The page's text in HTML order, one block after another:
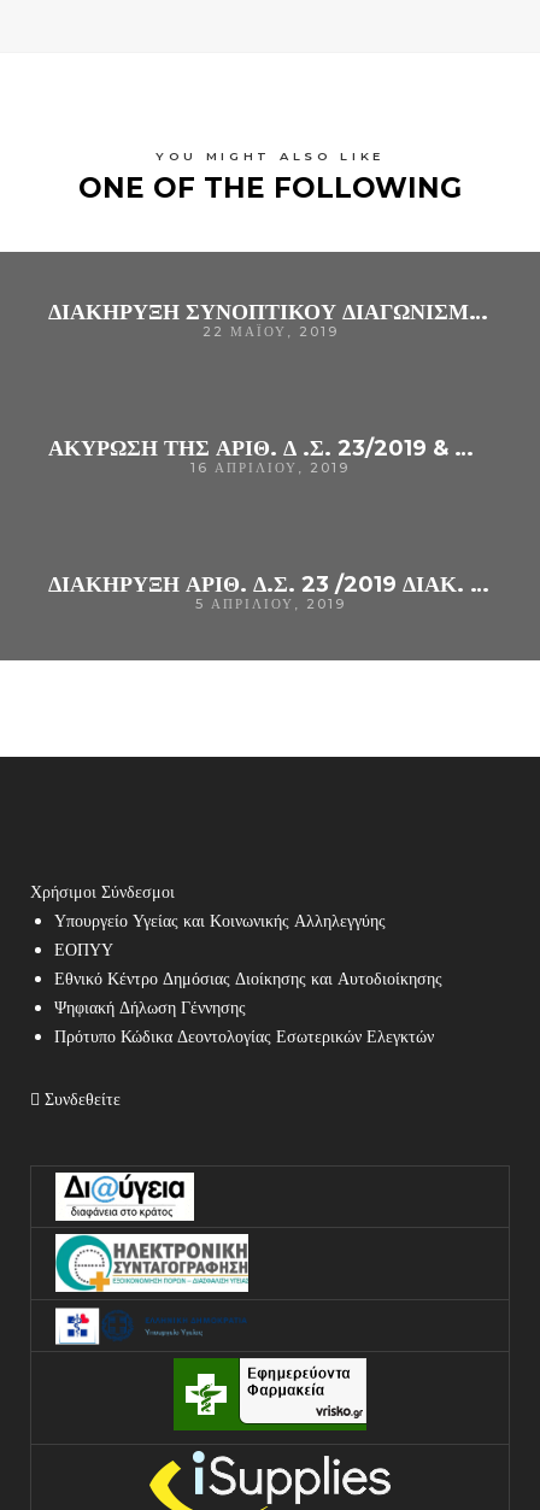
YOU MIGHT ALSO LIKE
ONE OF THE FOLLOWING
ΔΙΑΚΗΡΥΞΗ ΣΥΝΟΠΤΙΚΟΥ ΔΙΑΓΩΝΙΣΜΟΥ ΓΙΑ ΤΗΝ ΠΡΟΜΉΘΕΙΑ «ΣΑΚΩΝ – ΤΣΑΝΤΩΝ ΑΠΟΒΛΗΤΩΝ ΚΑΙ ΑΠΟΡΡΙΜΑΤΩΝ ΑΠΟ ΠΟΛΥΑΙΘΥΛΕΝΙΟ» (CPV: 19640000-4 )ΓΙΑ ΤΗΝ ΚΆΛΥΨΗ ΤΩΝ ΑΝΑΓΚΏΝ ΤΟΥ Γ.Ν. ΆΡΤΑΣ
22 ΜΑΪ́ΟΥ, 2019
ΑΚΥΡΩΣΗ ΤΗΣ ΑΡΙΘ. Δ .Σ. 23/2019 & ΜΕ ΑΔΑ: Ω6ΘΖ4690ΒΒ-Α1Κ ΔΙΑΚΗΡΥΞΗΣ ΤΟΥ ΣΥΝΟΠΤΙΚΟΥ ΔΙΑΓΩΝΙΣΜΟΥ ΓΙΑ ΤΗΝ ΠΡΟΜΗΘΕΙΑ: «ΣΑΚΩΝ ΚΑΙ ΤΣΑΝΤΩΝ ΑΠΟΒΛΗΤΩΝ ΚΑΙ ΑΠΟΡΡΙΜΜΑΤΩΝ ΑΠΟ ΠΟΛΥΑΙΘΥΛΕΝΙΟ, CPV: 19640000-4»
16 ΑΠΡΙΛΊΟΥ, 2019
ΔΙΑΚΗΡΥΞΗ ΑΡΙΘ. Δ.Σ. 23 /2019 ΔΙΑΚ. ΣΥΝΟΠΤΙΚΟΥ ΔΙΑΓ.ΓΙΑ ΤΗΝ ΠΡΟΜΉΘΕΙΑ «ΣΑΚΩΝ ΚΑΙ ΤΣΑΝΤΩΝ ΑΠΟΒΛΗΤΩΝ ΚΑΙ ΑΠΟΡΡΙΜΜΑΤΩΝ ΑΠΟ ΠΟΛΥΑΙΘΥΛΕΝΙΟ
5 ΑΠΡΙΛΊΟΥ, 2019
Χρήσιμοι Σύνδεσμοι
Υπουργείο Υγείας και Κοινωνικής Αλληλεγγύης
ΕΟΠΥΥ
Εθνικό Κέντρο Δημόσιας Διοίκησης και Αυτοδιοίκησης
Ψηφιακή Δήλωση Γέννησης
Πρότυπο Κώδικα Δεοντολογίας Εσωτερικών Ελεγκτών
Συνδεθείτε